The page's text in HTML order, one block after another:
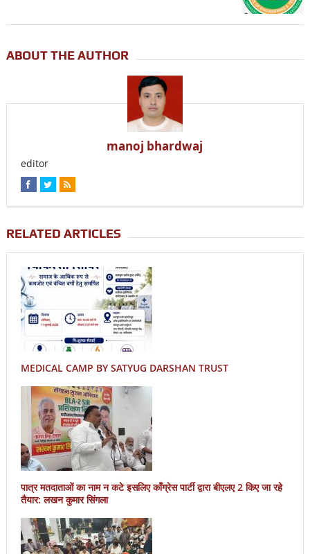
ABOUT THE AUTHOR
manoj bhardwaj
editor
RELATED ARTICLES
MEDICAL CAMP BY SATYUG DARSHAN TRUST
पात्र मतदाताओं का नाम न कटे इसलिए काँग्रेस पार्टी द्वारा बीएलए 2 किए जा रहे
तैयार: लखन कुमार सिंगला